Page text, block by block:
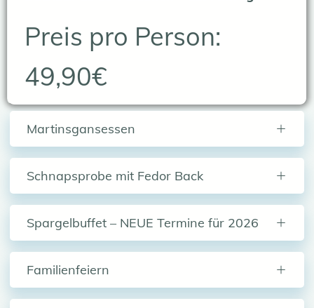
Preis pro Person:
49,90€
Martinsgansessen
Schnapsprobe mit Fedor Back
Spargelbuffet – NEUE Termine für 2026
Familienfeiern